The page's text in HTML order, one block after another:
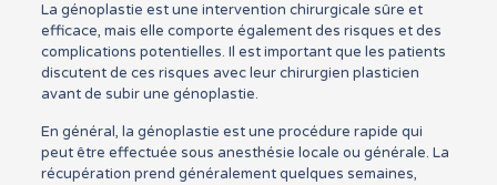
La génoplastie est une intervention chirurgicale sûre et
efficace, mais elle comporte également des risques et des
complications potentielles. Il est important que les patients
discutent de ces risques avec leur chirurgien plasticien
avant de subir une génoplastie.
En général, la génoplastie est une procédure rapide qui
peut être effectuée sous anesthésie locale ou générale. La
récupération prend généralement quelques semaines,